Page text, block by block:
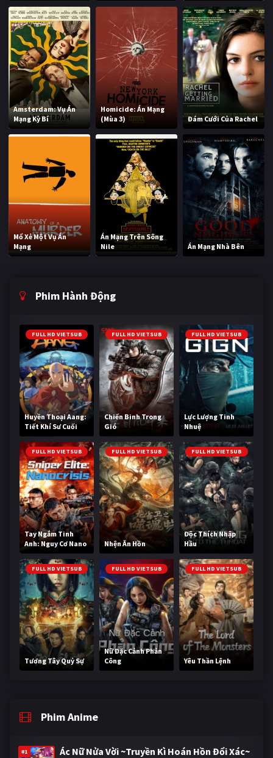
Amsterdam: Vụ Án
Mạng Kỳ Bí
Homicide: Án Mạng
(Mùa 3)
Đám Cưới Của Rachel
Mổ Xẻ Một Vụ Án
Mạng
Án Mạng Trên Sông
Nile
Án Mạng Nhà Bên
Phim Hành Động
FULL HD VIETSUB
Huyền Thoại Aang:
Tiết Khí Sư Cuối
Cùng
FULL HD VIETSUB
Chiến Binh Trong
Gió
FULL HD VIETSUB
Lực Lượng Tinh
Nhuệ
FULL HD VIETSUB
Tay Ngắm Tinh
Anh: Nguy Cơ Nano
FULL HD VIETSUB
Nhện Ăn Hồn
FULL HD VIETSUB
Độc Thích Nhập
Hầu
FULL HD VIETSUB
Tương Tây Quỷ Sự
FULL HD VIETSUB
Nữ Đặc Cảnh Phản
Công
FULL HD VIETSUB
Yêu Thần Lệnh
Phim Anime
#1 Ác Nữ Nửa Vời ~Truyền Kì Hoán Hồn Đổi Xác~